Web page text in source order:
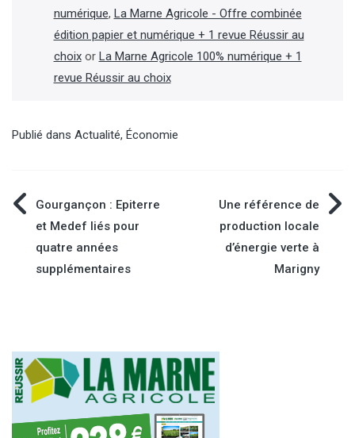
numérique, La Marne Agricole - Offre combinée
édition papier et numérique + 1 revue Réussir au
choixor La Marne Agricole 100% numérique + 1
revue Réussir au choix
Publié dans Actualité, Économie
Navigation
de
l’article
Gourgançon : Epiterre
et Medef liés pour
quatre années
supplémentaires
Une référence de
production locale
d’énergie verte à
Marigny